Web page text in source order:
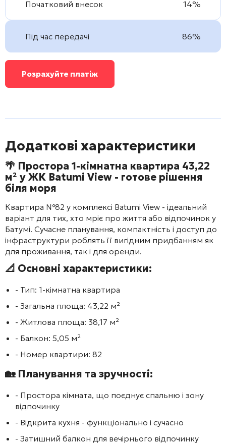
Початковий внесок 14%
Під час передачі 86%
Розрахуйте платіж
Додаткові характеристики
🌴 Простора 1-кімнатна квартира 43,22
м² у ЖК Batumi View - готове рішення
біля моря
Квартира №82 у комплексі Batumi View - ідеальний
варіант для тих, хто мріє про життя або відпочинок у
Батумі. Сучасне планування, компактність і доступ до
інфраструктури роблять її вигідним придбанням як
для проживання, так і для оренди.
📐 Основні характеристики:
- Тип: 1-кімнатна квартира
- Загальна площа: 43,22 м²
- Житлова площа: 38,17 м²
- Балкон: 5,05 м²
- Номер квартири: 82
🏡 Планування та зручності:
- Простора кімната, що поєднує спальню і зону
відпочинку
- Відкрита кухня - функціонально і сучасно
- Затишний балкон для вечірнього відпочинку